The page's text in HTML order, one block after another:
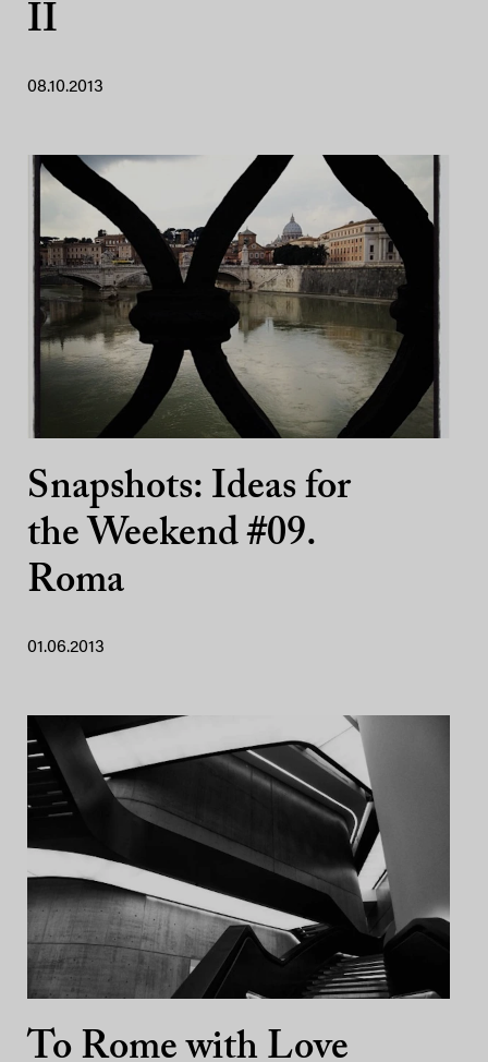
II
08.10.2013
Snapshots: Ideas for
the Weekend #09.
Roma
01.06.2013
To Rome with Love